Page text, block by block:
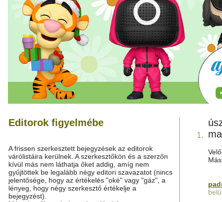
Editorok figyelmébe
A frissen szerkesztett bejegyzések az editorok
várólistáira kerülnek. A szerkesztőkön és a szerzőn
kívül más nem láthatja őket addig, amíg nem
gyűjtöttek be legalább négy editori szavazatot (nincs
jelentősége, hogy az értékelés "oké" vagy "gáz", a
lényeg, hogy négy szerkesztő értékelje a
bejegyzést).
1.